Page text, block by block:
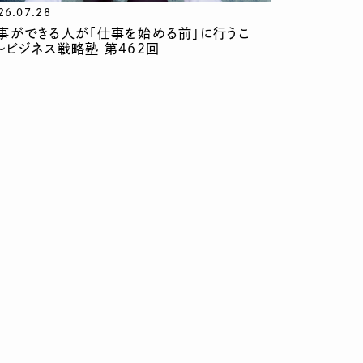
ができる人が「仕事を始める前」に行うこ
ビジネス戦略塾 第462回